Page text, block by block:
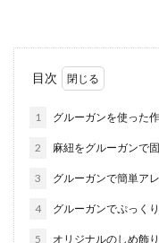
目次
1 グルーガンを使った
2 麻紐をグルーガンで
3 グルーガンで簡単ア
4 グルーガンでぷっく
5 オリジナルのしめ飾